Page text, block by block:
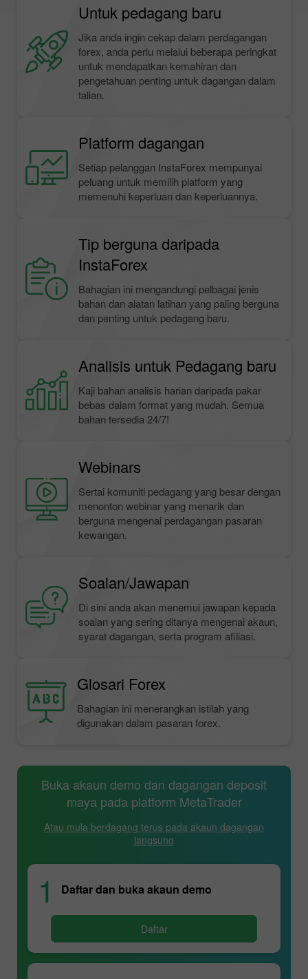
Untuk pedagang baru
Jika anda ingin cekap dalam perdagangan
forex, anda perlu melalui beberapa peringkat
untuk mendapatkan kemahiran dan
pengetahuan penting untuk dagangan dalam
talian.
Platform dagangan
Setiap pelanggan InstaForex mempunyai
peluang untuk memilih platform yang
memenuhi keperluan dan keperluannya.
Tip berguna daripada
InstaForex
Bahagian ini mengandungi pelbagai jenis
bahan dan alatan latihan yang paling berguna
dan penting untuk pedagang baru.
Analisis untuk Pedagang baru
Kaji bahan analisis harian daripada pakar
bebas dalam format yang mudah. Semua
bahan tersedia 24/7!
Webinars
Sertai komuniti pedagang yang besar dengan
menonton webinar yang menarik dan
berguna mengenai perdagangan pasaran
kewangan.
Soalan/Jawapan
Di sini anda akan menemui jawapan kepada
soalan yang sering ditanya mengenai akaun,
syarat dagangan, serta program afiliasi.
Glosari Forex
Bahagian ini menerangkan istilah yang
digunakan dalam pasaran forex.
Buka akaun demo dan dagangan deposit
maya pada platform MetaTrader
Atau mula berdagang terus pada akaun dagangan
langsung
1 Daftar dan buka akaun demo
Daftar